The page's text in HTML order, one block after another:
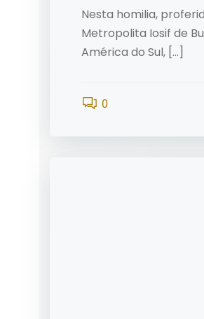
Nesta homilia,
Metropolita Iosif de
América do Sul, […]
0